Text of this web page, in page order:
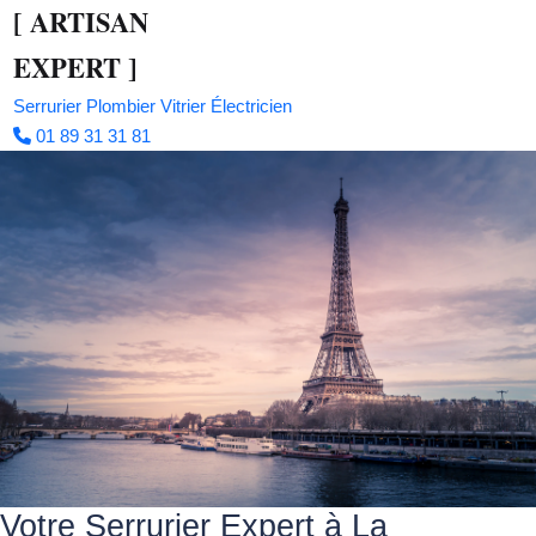
[ ARTISAN
EXPERT]
Serrurier Plombier Vitrier Électricien
01 89 31 31 81
Votre Serrurier Expert à La